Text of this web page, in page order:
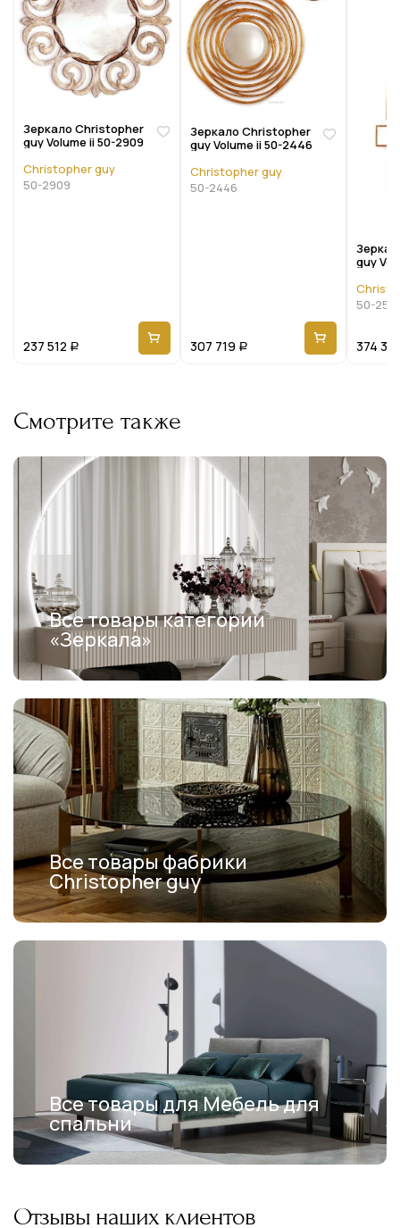
Зеркало Christopher
guy Volume ii 50-2909
Christopher guy
50-2909
237 512 Р
Зеркало Christopher
guy Volume ii 50-2446
Christopher guy
50-2446
307 719 Р
guy
50-
374
Смотрите также
Все товары категории
«Зеркала»
Все товары фабрики
Christopher guy
Все товары для Мебель для
спальни
Отзывы наших клиентов